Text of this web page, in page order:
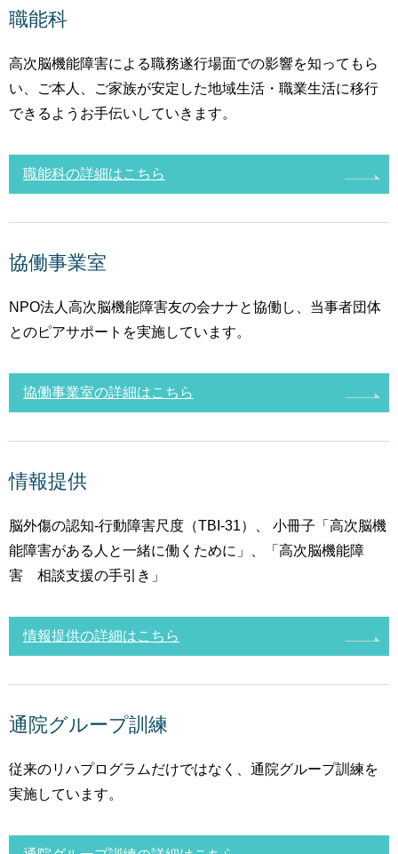
職能科
高次脳機能障害による職務遂行場面での影響を知ってもら
い、ご本人、ご家族が安定した地域生活・職業生活に移行
できるようお手伝いしていきます。
職能科の詳細はこちら
協働事業室
NPO法人高次脳機能障害友の会ナナと協働し、当事者団体
とのピアサポートを実施しています。
協働事業室の詳細はこちら
情報提供
脳外傷の認知‐行動障害尺度（TBI-31）、 小冊子「高次脳機
能障害がある人と一緒に働くために」、「高次脳機能障
害 相談支援の手引き」
情報提供の詳細はこちら
通院グループ訓練
従来のリハプログラムだけではなく、通院グループ訓練を
実施しています。